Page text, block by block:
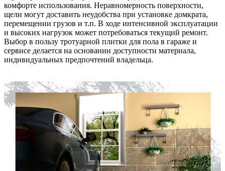
комфорте использования. Неравномерность поверхности,
щели могут доставить неудобства при установке домкрата,
перемещении грузов и т.п. В ходе интенсивной эксплуатации
и высоких нагрузок может потребоваться текущий ремонт.
Выбор в пользу тротуарной плитки для пола в гараже и
сервисе делается на основании доступности материала,
индивидуальных предпочтений владельца.